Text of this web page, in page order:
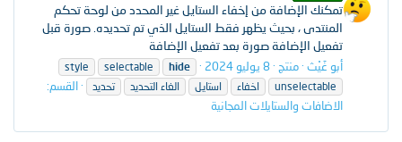
تمكنك الإضافة من إخفاء الستايل غير المحدد من لوحة تحكم
المنتدى ، بحيث يظهر فقط الستايل الذي تم تحديده. صورة قبل
تفعيل الإضافة صورة بعد تفعيل الإضافة
أبو غَيْث منتج 8 يوليو 2024 hide
selectable
style
unselectable
اخفاء استايل الغاء التحديد تحديد
القسم:
الاضافات والستايلات المجانية